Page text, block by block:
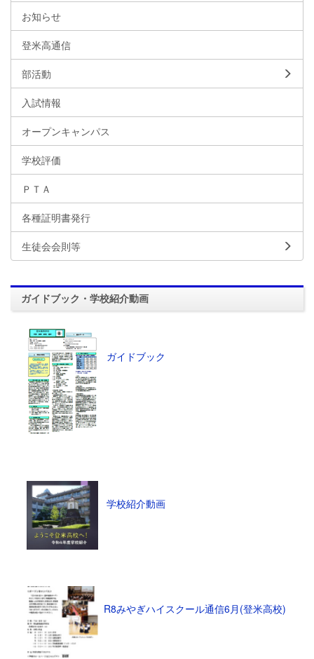
お知らせ
登米高通信
部活動
入試情報
オープンキャンパス
学校評価
ＰＴＡ
各種証明書発行
生徒会会則等
ガイドブック・学校紹介動画
ガイドブック
学校紹介動画
R8みやぎハイスクール通信6月(登米高校)